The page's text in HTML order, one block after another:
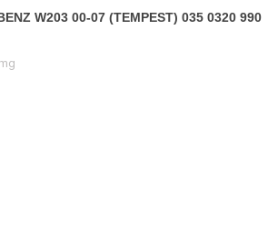
W203 00-07 (TEMPEST) 035 0320 990